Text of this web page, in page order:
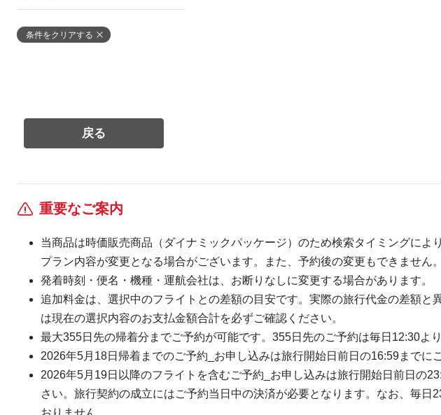
条件をクリアする
重要なご案内
当商品は時価販売商品（ダイナミックパッケージ）のため検索タイミングによ
プラン内容が変更となる場合がございます。また、予約後の変更もできません。
発着時刻・便名・機種・運航会社は、お断りなしに変更する場合があります。
追加料金は、選択中のフライトとの差額の目安です。実際の旅行代金の差額と
は現在の選択内容のお支払金額合計を必ずご確認ください。
最大355日先の帰着分までご予約が可能です。355日先のご予約は毎日12:30よ
2026年5月18日帰着までのご予約_お申し込みは旅行開始日前日の16:59までに
2026年5月19日以降のフライトを含むご予約_お申し込みは旅行開始日前日の
さい。旅行契約の成立にはご予約当日中の決済が必要となります。なお、毎日